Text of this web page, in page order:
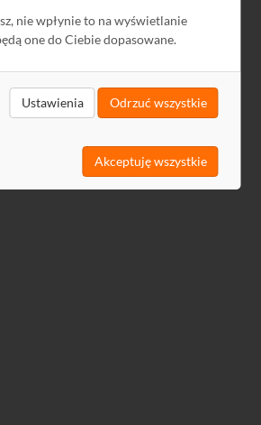
nie wpłynie to na wyświetlanie
one do Ciebie dopasowane.
Ustawienia Odrzuć wszystkie
Akceptuję wszystkie